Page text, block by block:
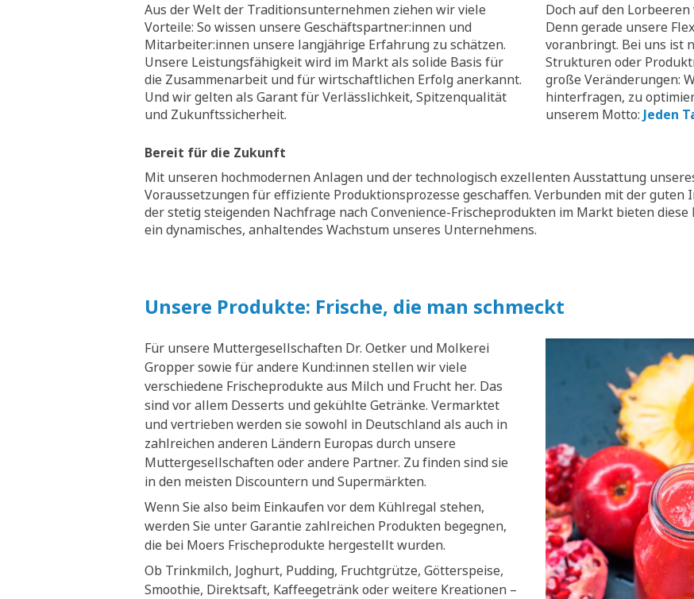
Aus der Welt der Traditionsunternehmen ziehen wir viele
Vorteile: So wissen unsere Geschäftspartner:innen und
Mitarbeiter:innen unsere langjährige Erfahrung zu schätzen.
Unsere Leistungsfähigkeit wird im Markt als solide Basis für
die Zusammenarbeit und für wirtschaftlichen Erfolg anerkannt.
Und wir gelten als Garant für Verlässlichkeit, Spitzenqualität
und Zukunftssicherheit.
Doch auf den
Denn gerade unsere
voranbringt. Bei uns ist
Strukturen oder
große Veränderungen:
hinterfragen, zu
unserem Motto: Jeden
Bereit für die Zukunft
Mit unseren hochmodernen Anlagen und der technologisch exzellenten Ausstattung
Voraussetzungen für effiziente Produktionsprozesse geschaffen. Verbunden mit der
der stetig steigenden Nachfrage nach Convenience-Frischeprodukten im Markt bieten
ein dynamisches, anhaltendes Wachstum unseres Unternehmens.
Unsere Produkte: Frische, die man schmeckt
Für unsere Muttergesellschaften Dr. Oetker und Molkerei
Gropper sowie für andere Kund:innen stellen wir viele
verschiedene Frischeprodukte aus Milch und Frucht her. Das
sind vor allem Desserts und gekühlte Getränke. Vermarktet
und vertrieben werden sie sowohl in Deutschland als auch in
zahlreichen anderen Ländern Europas durch unsere
Muttergesellschaften oder andere Partner. Zu finden sind sie
in den meisten Discountern und Supermärkten.
Wenn Sie also beim Einkaufen vor dem Kühlregal stehen,
werden Sie unter Garantie zahlreichen Produkten begegnen,
die bei Moers Frischeprodukte hergestellt wurden.
Ob Trinkmilch, Joghurt, Pudding, Fruchtgrütze, Götterspeise,
Smoothie, Direktsaft, Kaffeegetränk oder weitere Kreationen –